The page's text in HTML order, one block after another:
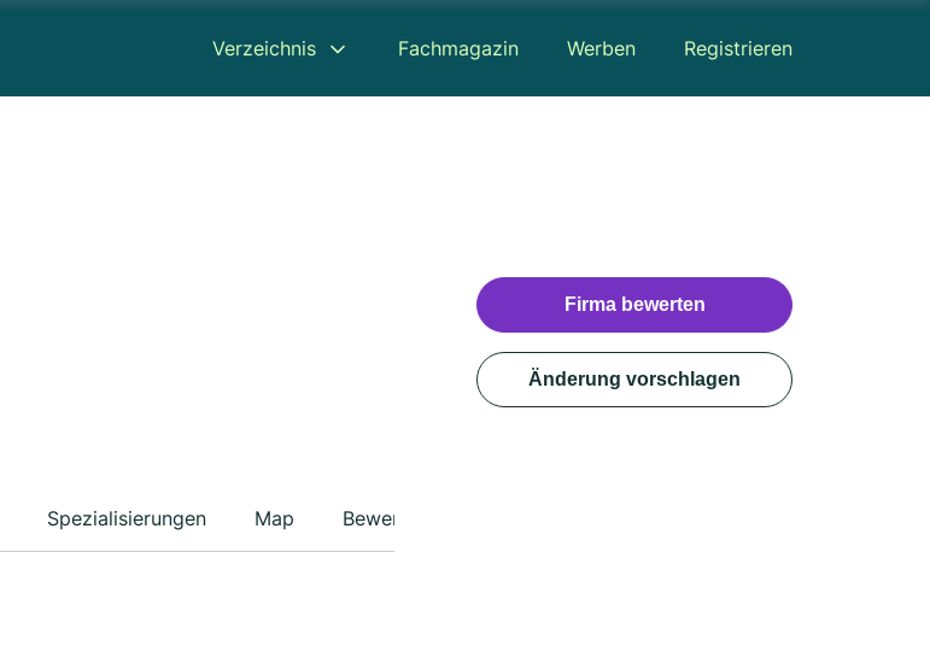
Verzeichnis Fachmagazin Werben Registrieren
Spezialisierungen Map Bewertungen
Firma bewerten
Änderung vorschlagen